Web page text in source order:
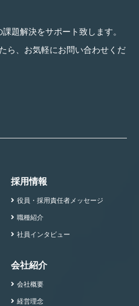
題解決をサポート致します。
ら、お気軽にお問い合わせくだ
採用情報
役員・採用責任者メッセージ
職種紹介
社員インタビュー
会社紹介
会社概要
経営理念